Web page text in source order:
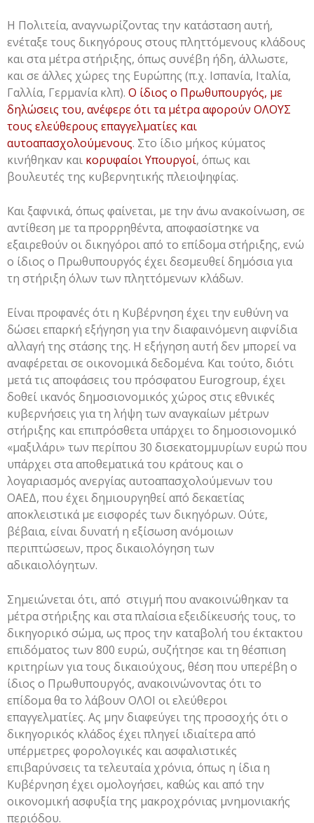
Η Πολιτεία, αναγνωρίζοντας την κατάσταση αυτή,
ενέταξε τους δικηγόρους στους πληττόμενους κλάδους
και στα μέτρα στήριξης, όπως συνέβη ήδη, άλλωστε,
και σε άλλες χώρες της Ευρώπης (π.χ. Ισπανία, Ιταλία,
Γαλλία, Γερμανία κλπ). Ο ίδιος ο Πρωθυπουργός, με
δηλώσεις του, ανέφερε ότι τα μέτρα αφορούν ΟΛΟΥΣ
τους ελεύθερους επαγγελματίες και
αυτοαπασχολούμενους. Στο ίδιο μήκος κύματος
κινήθηκαν και κορυφαίοι Υπουργοί, όπως και
βουλευτές της κυβερνητικής πλειοψηφίας.
Και ξαφνικά, όπως φαίνεται, με την άνω ανακοίνωση, σε
αντίθεση με τα προρρηθέντα, αποφασίστηκε να
εξαιρεθούν οι δικηγόροι από το επίδομα στήριξης, ενώ
ο ίδιος ο Πρωθυπουργός έχει δεσμευθεί δημόσια για
τη στήριξη όλων των πληττόμενων κλάδων.
Είναι προφανές ότι η Κυβέρνηση έχει την ευθύνη να
δώσει επαρκή εξήγηση για την διαφαινόμενη αιφνίδια
αλλαγή της στάσης της. Η εξήγηση αυτή δεν μπορεί να
αναφέρεται σε οικονομικά δεδομένα. Και τούτο, διότι
μετά τις αποφάσεις του πρόσφατου Eurogroup, έχει
δοθεί ικανός δημοσιονομικός χώρος στις εθνικές
κυβερνήσεις για τη λήψη των αναγκαίων μέτρων
στήριξης και επιπρόσθετα υπάρχει το δημοσιονομικό
«μαξιλάρι» των περίπου 30 δισεκατομμυρίων ευρώ που
υπάρχει στα αποθεματικά του κράτους και ο
λογαριασμός ανεργίας αυτοαπασχολούμενων του
ΟΑΕΔ, που έχει δημιουργηθεί από δεκαετίας
αποκλειστικά με εισφορές των δικηγόρων. Ούτε,
βέβαια, είναι δυνατή η εξίσωση ανόμοιων
περιπτώσεων, προς δικαιολόγηση των
αδικαιολόγητων.
Σημειώνεται ότι, από στιγμή που ανακοινώθηκαν τα
μέτρα στήριξης και στα πλαίσια εξειδίκευσής τους, το
δικηγορικό σώμα, ως προς την καταβολή του έκτακτου
επιδόματος των 800 ευρώ, συζήτησε και τη θέσπιση
κριτηρίων για τους δικαιούχους, θέση που υπερέβη ο
ίδιος ο Πρωθυπουργός, ανακοινώνοντας ότι το
επίδομα θα το λάβουν ΟΛΟΙ οι ελεύθεροι
επαγγελματίες. Ας μην διαφεύγει της προσοχής ότι ο
δικηγορικός κλάδος έχει πληγεί ιδιαίτερα από
υπέρμετρες φορολογικές και ασφαλιστικές
επιβαρύνσεις τα τελευταία χρόνια, όπως η ίδια η
Κυβέρνηση έχει ομολογήσει, καθώς και από την
οικονομική ασφυξία της μακροχρόνιας μνημονιακής
περιόδου.